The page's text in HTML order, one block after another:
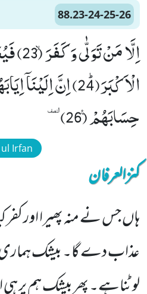
88.23-24-25-26
اِلَّا
حِسَابَهُمْ۠ (26)ٜ
Irfan
کنزالعرفان
ہاں جس نے منہ پھیرا اور کفر
عذاب دے گا۔ بیشک
لوٹناہے۔ پھر بیشک ہم پر